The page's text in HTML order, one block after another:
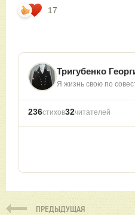
17
Тригубенко
Я жизнь свою по
236стихов32читателей
ПРЕДЫДУЩАЯ